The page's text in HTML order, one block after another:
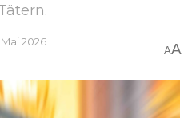
Mai 2026
AA